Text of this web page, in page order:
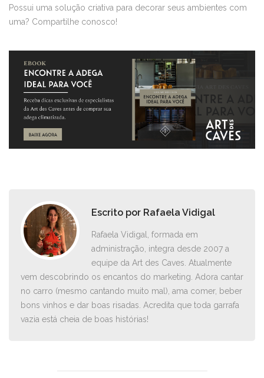
Possui uma solução criativa para decorar seus ambientes com
uma? Compartilhe conosco!
Escrito por Rafaela Vidigal
Rafaela Vidigal, formada em
administração, integra desde 2007 a
equipe da Art des Caves. Atualmente
vem descobrindo os encantos do marketing. Adora cantar
no carro ­(mesmo cantando muito mal), ama comer, beber
bons vinhos e dar boas risadas. Acredita que toda garrafa
vazia está cheia de boas histórias!